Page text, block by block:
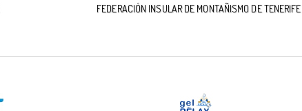
FEDERACIÓN INSULAR DE MONTAÑISMO DE TENERIFE